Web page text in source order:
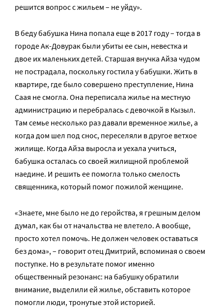
решится вопрос с жильем – не уйду».
В беду бабушка Нина попала еще в 2017 году – тогда в
городе Ак-Довурак были убиты ее сын, невестка и
двое их маленьких детей. Старшая внучка Айза чудом
не пострадала, поскольку гостила у бабушки. Жить в
квартире, где было совершено преступление, Нина
Саая не смогла. Она переписала жилье на местную
администрацию и перебралась с девочкой в Кызыл.
Там семье несколько раз давали временное жилье, а
когда дом шел под снос, переселяли в другое ветхое
жилище. Когда Айза выросла и уехала учиться,
бабушка осталась со своей жилищной проблемой
наедине. И решить ее помогла только смелость
священника, который помог пожилой женщине.
«Знаете, мне было не до геройства, я грешным делом
думал, как бы от начальства не влетело. А вообще,
просто хотел помочь. Не должен человек оставаться
без дома», – говорит отец Дмитрий, вспоминая о своем
поступке. Но в результате помог именно
общественный резонанс: на бабушку обратили
внимание, выделили ей жилье, обставить которое
помогли люди, тронутые этой историей.